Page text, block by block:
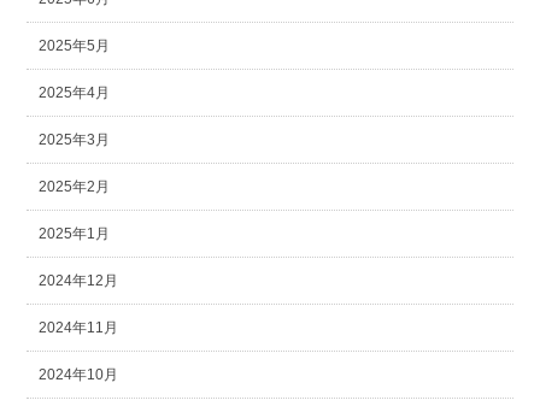
2025年5月
2025年4月
2025年3月
2025年2月
2025年1月
2024年12月
2024年11月
2024年10月